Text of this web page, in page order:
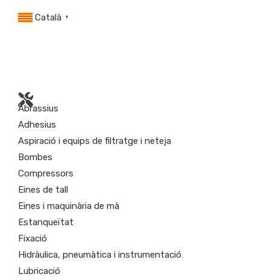
Català ▼
Abrassius
Adhesius
Aspiració i equips de filtratge i neteja
Bombes
Compressors
Eines de tall
Eines i maquinària de mà
Estanqueïtat
Fixació
Hidràulica, pneumàtica i instrumentació
Lubricació